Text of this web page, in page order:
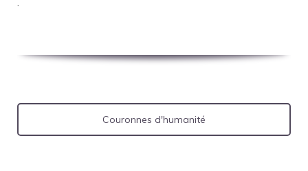
Couronnes d'humanité